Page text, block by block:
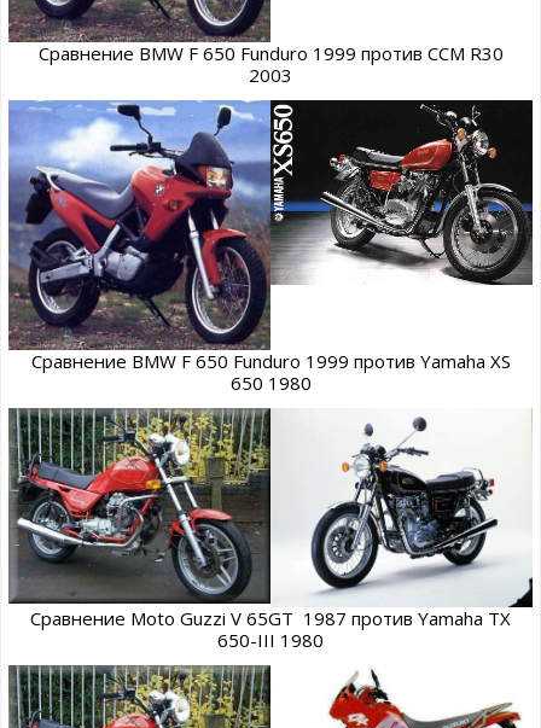
Сравнение BMW F 650 Funduro 1999 против CCM R30
2003
Сравнение BMW F 650 Funduro 1999 против Yamaha XS
650 1980
Сравнение Moto Guzzi V 65GT 1987 против Yamaha TX
650-III 1980